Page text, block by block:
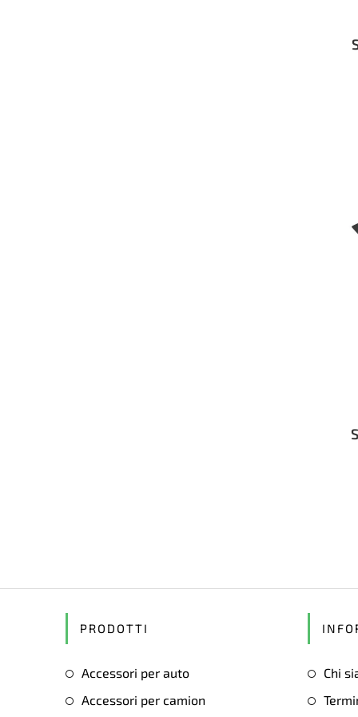
PRODOTTI
Accessori per auto
Accessori per camion
Chi